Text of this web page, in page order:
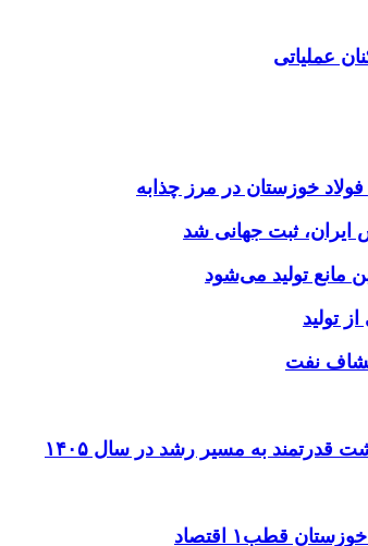
عملیاتی
ایران، ثبت جهانی شد
تولید
قدرتمند به مسیر رشد در سال ۱۴۰۵
قطب۱ اقتصاد